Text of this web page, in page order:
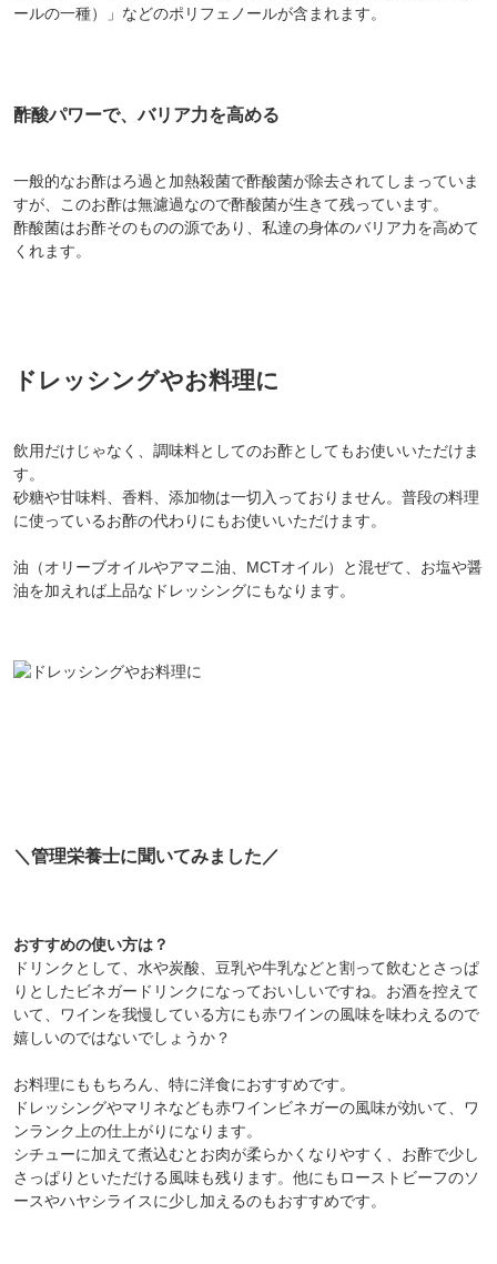
ールの一種）」などのポリフェノールが含まれます。
酢酸パワーで、バリア力を高める
一般的なお酢はろ過と加熱殺菌で酢酸菌が除去されてしまっていま
すが、このお酢は無濾過なので酢酸菌が生きて残っています。
酢酸菌はお酢そのものの源であり、私達の身体のバリア力を高めて
くれます。
ドレッシングやお料理に
飲用だけじゃなく、調味料としてのお酢としてもお使いいただけま
す。
砂糖や甘味料、香料、添加物は一切入っておりません。普段の料理
に使っているお酢の代わりにもお使いいただけます。
油（オリーブオイルやアマニ油、MCTオイル）と混ぜて、お塩や醤
油を加えれば上品なドレッシングにもなります。
＼管理栄養士に聞いてみました／
おすすめの使い方は？
ドリンクとして、水や炭酸、豆乳や牛乳などと割って飲むとさっぱ
りとしたビネガードリンクになっておいしいですね。お酒を控えて
いて、ワインを我慢している方にも赤ワインの風味を味わえるので
嬉しいのではないでしょうか？
お料理にももちろん、特に洋食におすすめです。
ドレッシングやマリネなども赤ワインビネガーの風味が効いて、ワ
ンランク上の仕上がりになります。
シチューに加えて煮込むとお肉が柔らかくなりやすく、お酢で少し
さっぱりといただける風味も残ります。他にもローストビーフのソ
ースやハヤシライスに少し加えるのもおすすめです。